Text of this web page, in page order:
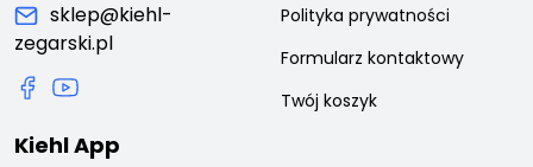
sklep@kiehl-
zegarski.pl
Kiehl App
Polityka prywatności
Formularz kontaktowy
Twój koszyk